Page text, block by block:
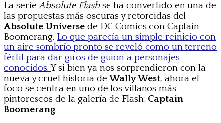
La serieAbsolute Flashse ha convertido en una de
las propuestas más oscuras y retorcidas del
Absolute Universe de DC Comics con Captain
Boomerang. Lo que parecía un simple reinicio con
un aire sombrío pronto se reveló como un terreno
fértil para dar giros de guion a personajes
conocidos.Y si bien ya nos sorprendieron con la
nueva y cruel historia deWally West, ahora el
foco se centra en uno de los villanos más
pintorescos de la galería de Flash: Captain
Boomerang.